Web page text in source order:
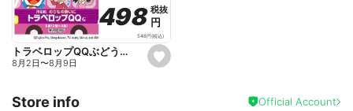
o
r
i
t
e
s
e
498
498税抜
税抜
円
円
548円(税込)
トラベロップQQぶどう味 8錠
8月2日〜8月9日
Store info Official Account